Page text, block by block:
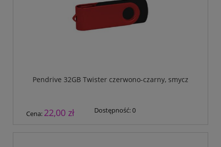
Pendrive 32GB Twister czerwono-czarny, smycz
Cena: 22,00 zł Dostępność:0